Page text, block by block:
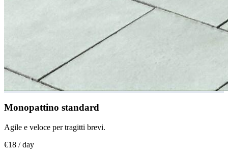
Monopattino standard
Agile e veloce per tragitti brevi.
€18 / day